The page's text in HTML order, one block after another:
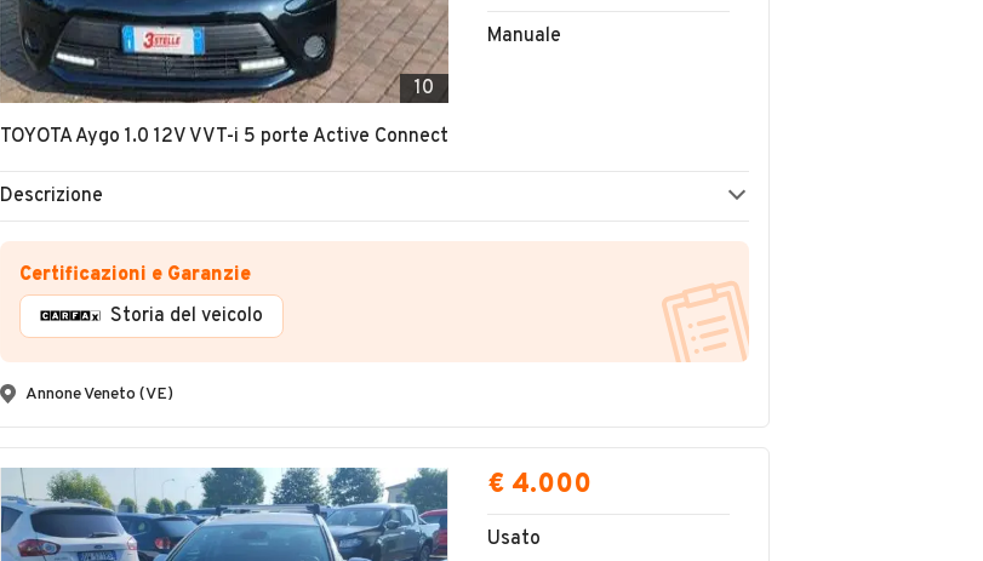
10
TOYOTA Aygo 1.0 12V VVT-i 5 porte Active Connect
Manuale
Descrizione
Certificazioni e Garanzie
Storia del veicolo
Annone Veneto (VE)
€ 4.000
Usato